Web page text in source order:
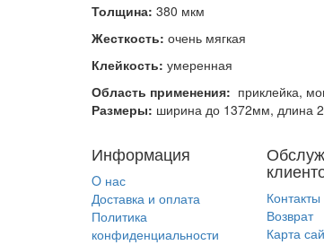
Толщина: 380 мкм
Жесткость: очень мягкая
Клейкость: умеренная
Область применения: приклейка,
Размеры: ширина до 1372мм, длина
Информация
O нас
Доставка и оплата
Политика
конфиденциальности
Контакты
Возврат
Карта